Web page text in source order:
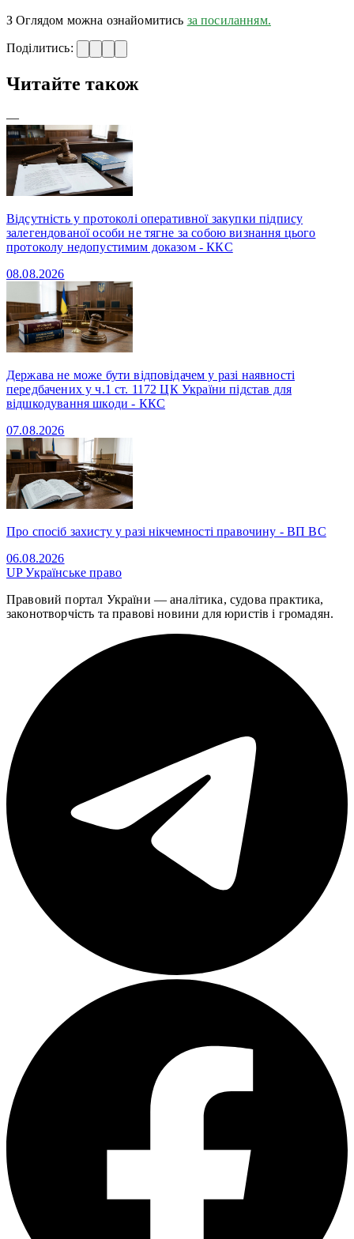
З Оглядом можна ознайомитись за посиланням.
Поділитись:
Читайте також
—
Відсутність у протоколі оперативної закупки підпису
залегендованої особи не тягне за собою визнання цього
протоколу недопустимим доказом - ККС
08.08.2026
Держава не може бути відповідачем у разі наявності
передбачених у ч.1 ст. 1172 ЦК України підстав для
відшкодування шкоди - ККС
07.08.2026
Про спосіб захисту у разі нікчемності правочину - ВП ВС
06.08.2026
UPУкраїнське право
Правовий портал України — аналітика, судова практика,
законотворчість та правові новини для юристів і громадян.